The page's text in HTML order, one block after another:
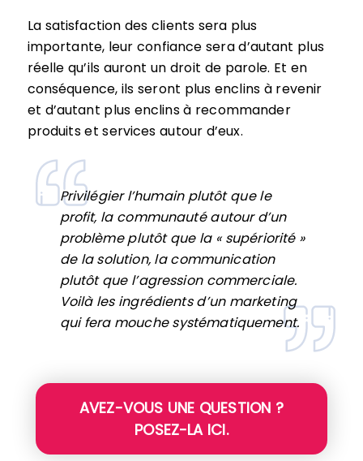
La satisfaction des clients sera plus
importante, leur confiance sera d’autant plus
réelle qu’ils auront un droit de parole. Et en
conséquence, ils seront plus enclins à revenir
et d’autant plus enclins à recommander
produits et services autour d’eux.
Privilégier l’humain plutôt que le
profit, la communauté autour d’un
problème plutôt que la « supériorité »
de la solution, la communication
plutôt que l’agression commerciale.
Voilà les ingrédients d’un marketing
qui fera mouche systématiquement.
AVEZ-VOUS UNE QUESTION ?
POSEZ-LA ICI.